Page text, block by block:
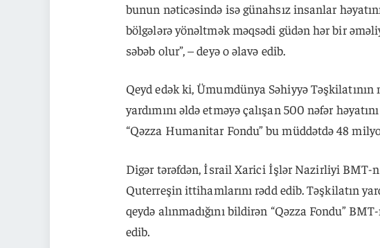
bunun nəticəsində isə günahsız insanlar
bölgələrə yönəltmək məqsədi güdən hər bir
səbəb olur”, – deyə o əlavə edib.
Qeyd edək ki, Ümumdünya Səhiyyə
yardımını əldə etməyə çalışan 500 nəfər
“Qəzza Humanitar Fondu” bu müddətdə 48
Digər tərəfdən, İsrail Xarici İşlər Nazirliyi BMT-
Quterreşin ittihamlarını rədd edib. Təşkilatın
qeydə alınmadığını bildirən “Qəzza Fondu”
edib.